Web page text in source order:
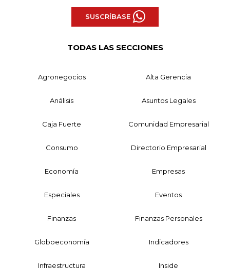
SUSCRÍBASE
TODAS LAS SECCIONES
Agronegocios Alta Gerencia
Análisis Asuntos Legales
Caja Fuerte Comunidad Empresarial
Consumo Directorio Empresarial
Economía Empresas
Especiales Eventos
Finanzas Finanzas Personales
Globoeconomía Indicadores
Infraestructura Inside